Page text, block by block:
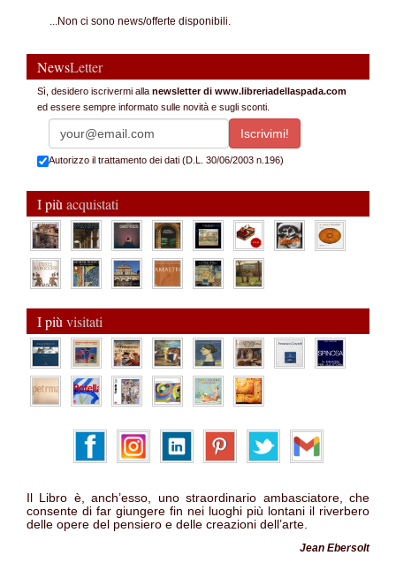
...Non ci sono news/offerte disponibili.
NewsLetter
Sì, desidero iscrivermi alla newsletter di www.libreriadellaspada.com
ed essere sempre informato sulle novità e sugli sconti.
Autorizzo il trattamento dei dati (D.L. 30/06/2003 n.196)
I più acquistati
I più visitati
Il Libro è, anch’esso, uno straordinario ambasciatore, che
consente di far giungere fin nei luoghi più lontani il riverbero
delle opere del pensiero e delle creazioni dell’arte.
Jean Ebersolt